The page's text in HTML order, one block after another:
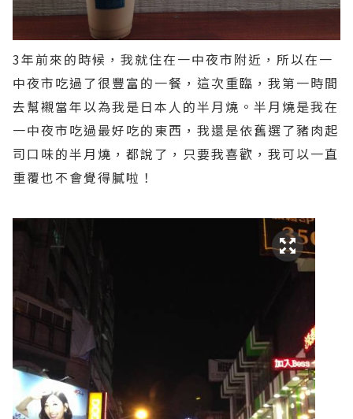
3年前來的時候，我就住在一中夜市附近，所以在一
中夜市吃過了很豐富的一餐，這次重臨，我第一時間
去幫襯當年以為我是日本人的半月燒。半月燒是我在
一中夜市吃過最好吃的東西，我還是依舊選了豬肉起
司口味的半月燒，都說了，只要我喜歡，我可以一直
重覆也不會覺得膩啦！